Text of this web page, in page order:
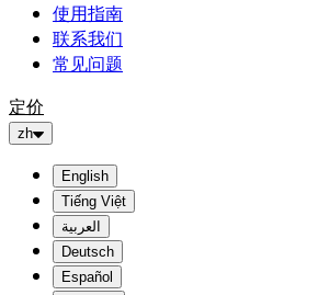
使用指南
联系我们
常见问题
定价
zh
English
Tiếng Việt
العربية
Deutsch
Español